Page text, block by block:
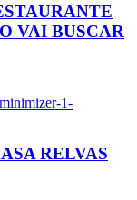
VAI BUSCAR
1-
RELVAS